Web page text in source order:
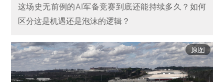
主任委员，中国互联网保险行业协会副主席等职务。陈龙教
授在华盛顿大学奥林商学院获得终身教职，回国后曾任长江
商学院副院长，创建工商管理博士项目。
这场史无前例的AI军备竞赛到底还能持续多久？如何
区分这是机遇还是泡沫的逻辑？
原图